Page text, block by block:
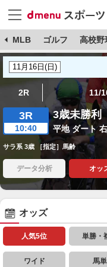
MLB ゴルフ 高校野
2R 11/
3R
10:40
3歳未勝利
平地 ダート
サラ系 3歳 ［指定］馬齢
データ分析 オッ
オッズ
人気5位 単勝・
ワイド 馬単